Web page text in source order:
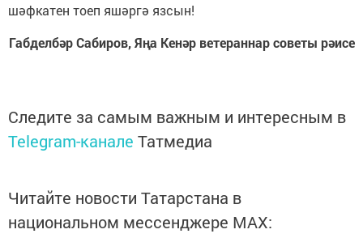
шәфкатен тоеп яшәргә язсын!
Габделбәр Сабиров, Яңа Кенәр ветераннар советы рәисе
Следите за самым важным и интересным в
Telegram-канале Татмедиа
Читайте новости Татарстана в
национальном мессенджере MАХ: